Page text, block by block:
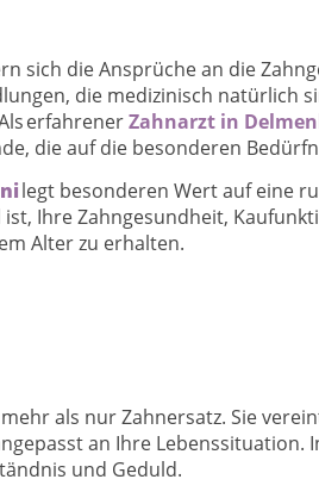
sich die Ansprüche an die
die medizinisch natürlich
erfahrenerZahnarzt in
die auf die besonderen
legt besonderen Wert auf eine
Ihre Zahngesundheit,
Alter zu erhalten.
als nur Zahnersatz. Sie
an Ihre Lebenssituation.
und Geduld.